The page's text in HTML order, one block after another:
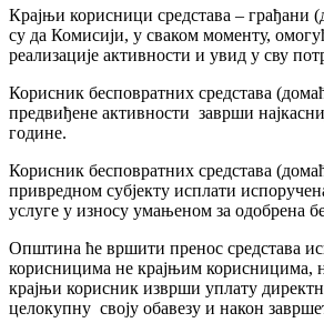
Крајњи корисници средстава – грађани
су да Комисији, у сваком моменту,
реализације активности и увид у сву
Корисник бесповратних средстава
предвиђене активности заврши
године.
Корисник бесповратних средстава
привредном субјекту исплати
услуге у износу умањеном за одобрена
Општина ће вршити пренос средстава
корисницима не крајњим корисницима,
крајњи корисник изврши уплату
целокупну своју обавезу и након